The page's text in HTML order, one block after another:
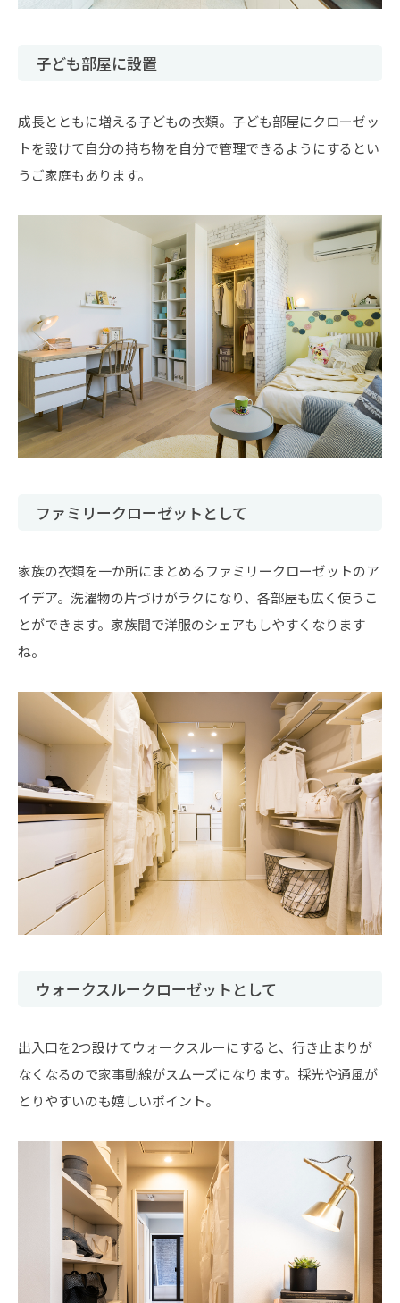
子ども部屋に設置
成長とともに増える子どもの衣類。子ども部屋にクローゼッ
トを設けて自分の持ち物を自分で管理できるようにするとい
うご家庭もあります。
ファミリークローゼットとして
家族の衣類を一か所にまとめるファミリークローゼットのア
イデア。洗濯物の片づけがラクになり、各部屋も広く使うこ
とができます。家族間で洋服のシェアもしやすくなります
ね。
ウォークスルークローゼットとして
出入口を2つ設けてウォークスルーにすると、行き止まりが
なくなるので家事動線がスムーズになります。採光や通風が
とりやすいのも嬉しいポイント。